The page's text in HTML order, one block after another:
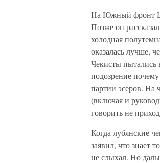
На Южный фронт
Позже он
холодная
оказалась лучше,
Чекисты пытались
подозрение
партии эсеров. На
(включая и
говорить не
Когда лубянские
заявил, что знает
не слыхал. Но